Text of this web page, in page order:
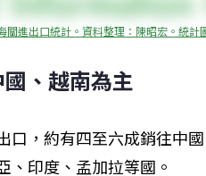
進出口統計。資料整理：陳昭宏。統計
、越南為主
，約有四至六成銷往中
、印度、孟加拉等國。